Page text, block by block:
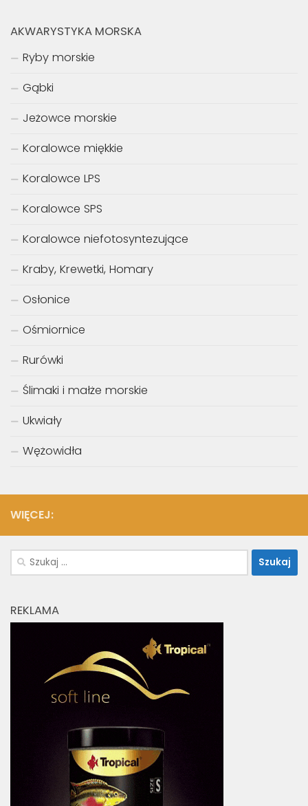
AKWARYSTYKA MORSKA
Ryby morskie
Gąbki
Jeżowce morskie
Koralowce miękkie
Koralowce LPS
Koralowce SPS
Koralowce niefotosyntezujące
Kraby, Krewetki, Homary
Osłonice
Ośmiornice
Rurówki
Ślimaki i małże morskie
Ukwiały
Wężowidła
WIĘCEJ:
Szukaj:
REKLAMA